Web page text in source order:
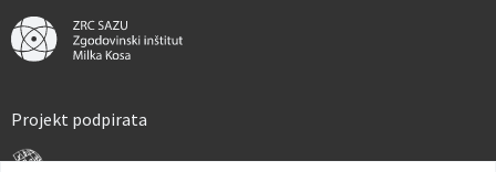
Projekt podpirata